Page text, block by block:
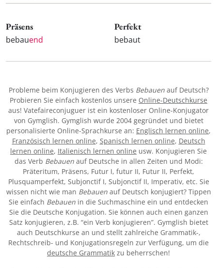
Präsens
bebauend
Perfekt
bebaut
Probleme beim Konjugieren des Verbs Bebauenauf Deutsch?
Probieren Sie einfach kostenlos unsere Online-Deutschkurse
aus! Vatefaireconjuguer ist ein kostenloser Online-Konjugator
von Gymglish. Gymglish wurde 2004 gegründet und bietet
personalisierte Online-Sprachkurse an: Englisch lernen online,
Französisch lernen online, Spanisch lernen online, Deutsch
lernen online, Italienisch lernen online usw. Konjugieren Sie
das Verb Bebauenauf Deutsche in allen Zeiten und Modi:
Präteritum, Präsens, Futur I, futur II, Futur II, Perfekt,
Plusquamperfekt, Subjonctif I, Subjonctif II, Imperativ, etc. Sie
wissen nicht wie man Bebauenauf Deutsch konjugiert? Tippen
Sie einfach Bebauen in die Suchmaschine ein und entdecken
Sie die Deutsche Konjugation. Sie können auch einen ganzen
Satz konjugieren, z.B. “ein Verb konjugieren”. Gymglish bietet
auch Deutschkurse an und stellt zahlreiche Grammatik-,
Rechtschreib- und Konjugationsregeln zur Verfügung, um die
deutsche Grammatik zu beherrschen!